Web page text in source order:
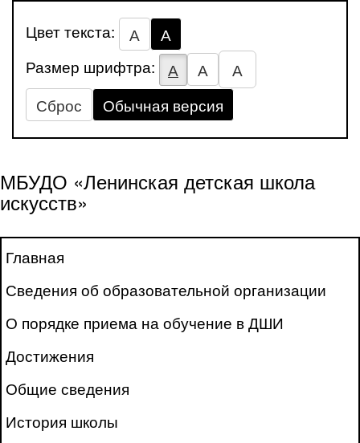
Цвет текста: А
А
Размер шрифтра:
А А
А
Сброс
Обычная версия
МБУДО «Ленинская детская школа
искусств»
Главная
Сведения об образовательной организации
О порядке приема на обучение в ДШИ
Достижения
Общие сведения
История школы